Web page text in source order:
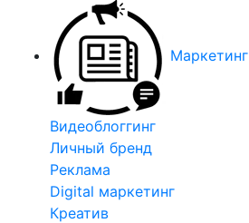
Маркетинг
Видеоблоггинг
Личный бренд
Реклама
Digital маркетинг
Креатив